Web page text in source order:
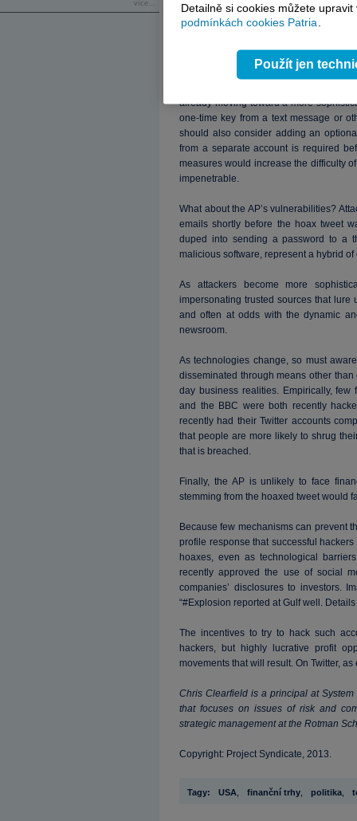
více...
If protecting against hoaxes is not the
damage from this fiasco and will likely
already moving toward a more
one-time key from a text message or
should also consider adding an
from a separate account is required
measures would increase the difficulty
impenetrable.
What about the AP’s vulnerabilities?
emails shortly before the hoax tweet
duped into sending a password to a
malicious software, represent a hybrid
As attackers become more
impersonating trusted sources that lure
and often at odds with the dynamic
newsroom.
As technologies change, so must
disseminated through means other
day business realities. Empirically, few
and the BBC were both recently
recently had their Twitter accounts
that people are more likely to shrug
that is breached.
Finally, the AP is unlikely to face
stemming from the hoaxed tweet would
Because few mechanisms can prevent
profile response that successful
hoaxes, even as technological
recently approved the use of social
companies’ disclosures to investors.
“#Explosion reported at Gulf well. Details
The incentives to try to hack such
hackers, but highly lucrative profit
movements that will result. On Twitter,
Chris Clearfield is a principal at
that focuses on issues of risk and
strategic management at the Rotman
Copyright: Project Syndicate, 2013.
Tagy: USA finanční trhy politika
Detailně si cookies můžete
podmínkách cookies Patria.
Použít jen